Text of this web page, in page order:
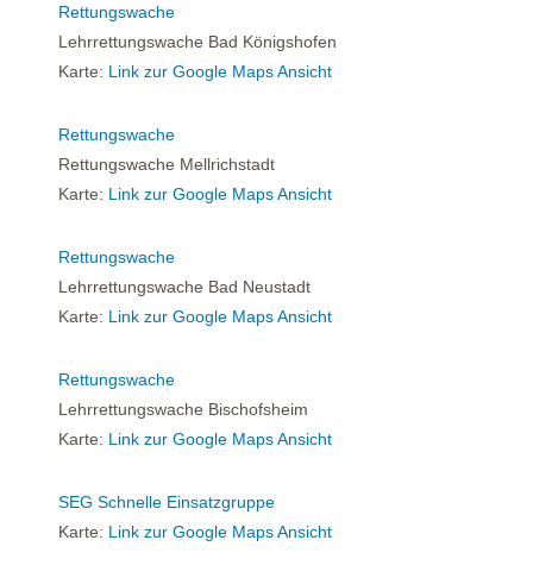
Rettungswache
Lehrrettungswache Bad Königshofen
Karte: Link zur Google Maps Ansicht
Rettungswache
Rettungswache Mellrichstadt
Karte: Link zur Google Maps Ansicht
Rettungswache
Lehrrettungswache Bad Neustadt
Karte: Link zur Google Maps Ansicht
Rettungswache
Lehrrettungswache Bischofsheim
Karte: Link zur Google Maps Ansicht
SEG Schnelle Einsatzgruppe
Karte: Link zur Google Maps Ansicht